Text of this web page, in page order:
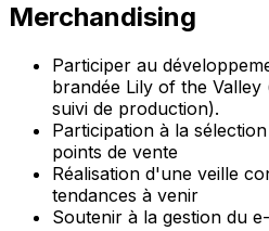
Merchandising
Participer au
brandée Lily of the
suivi de production).
Participation à la
points de vente
Réalisation d'une veille
tendances à venir
Soutenir à la gestion du